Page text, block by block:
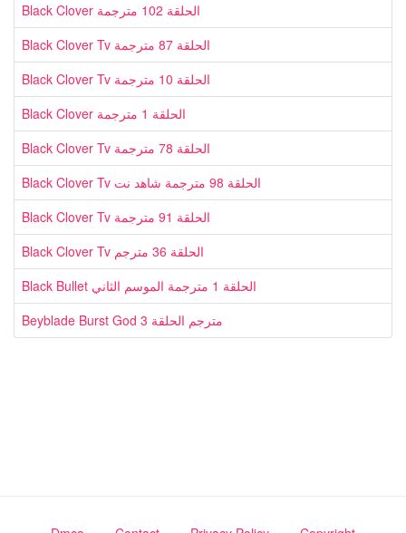
Black Clover الحلقة 102 مترجمة
Black Clover Tv الحلقة 87 مترجمة
Black Clover Tv الحلقة 10 مترجمة
Black Clover الحلقة 1 مترجمة
Black Clover Tv الحلقة 78 مترجمة
Black Clover Tv الحلقة 98 مترجمة شاهد نت
Black Clover Tv الحلقة 91 مترجمة
Black Clover Tv الحلقة 36 مترجم
Black Bullet الحلقة 1 مترجمة الموسم الثاني
Beyblade Burst God مترجم الحلقة 3